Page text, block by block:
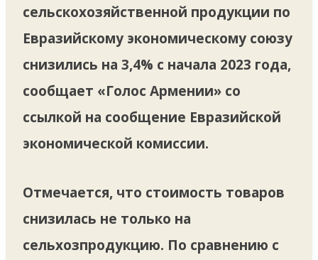
сельскохозяйственной продукции по
Евразийскому экономическому союзу
снизились на 3,4% с начала 2023 года,
сообщает «Голос Армении» со
ссылкой на сообщение Евразийской
экономической комиссии.
Отмечается, что стоимость товаров
снизилась не только на
сельхозпродукцию. По сравнению с